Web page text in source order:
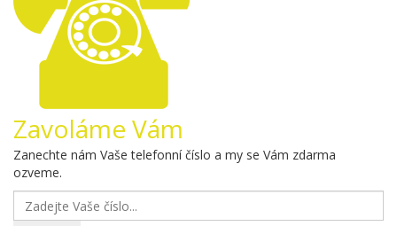
Zavoláme Vám
Zanechte nám Vaše telefonní číslo a my se Vám zdarma
ozveme.